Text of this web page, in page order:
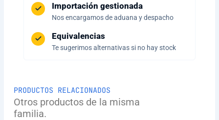
Importación gestionada
Nos encargamos de aduana y despacho
Equivalencias
Te sugerimos alternativas si no hay stock
PRODUCTOS RELACIONADOS
Otros productos de la misma
familia.